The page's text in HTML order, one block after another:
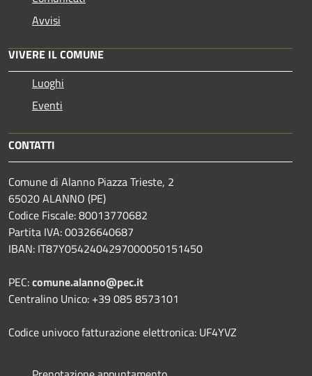
Avvisi
VIVERE IL COMUNE
Luoghi
Eventi
CONTATTI
Comune di Alanno Piazza Trieste, 2
65020 ALANNO (PE)
Codice Fiscale: 80013770682
Partita IVA: 00326640687
IBAN: IT87Y0542404297000050151450
PEC:comune.alanno@pec.it
Centralino Unico: +39 085 8573101
Codice univoco fatturazione elettronica: UF4YVZ